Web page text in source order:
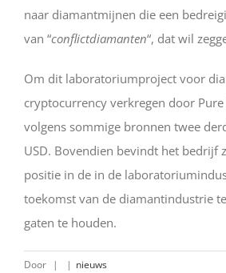
naar diamantmijnen die een
van “conflictdiamanten“, dat wil
Om dit laboratoriumproject voor
cryptocurrency verkregen door
volgens sommige bronnen twee
USD. Bovendien bevindt het bedrijf
positie in de in de
toekomst van de diamantindustrie
gaten te houden.
Door | | nieuws